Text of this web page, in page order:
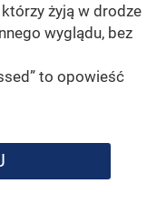
żyją w drodze
wyglądu, bez
to opowieść